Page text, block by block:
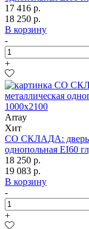
17 416 р.
18 250 р.
В корзину
-
+
Array
Хит
СО СКЛАДА: дверь
однопольная EI60
18 250 р.
19 083 р.
В корзину
-
+